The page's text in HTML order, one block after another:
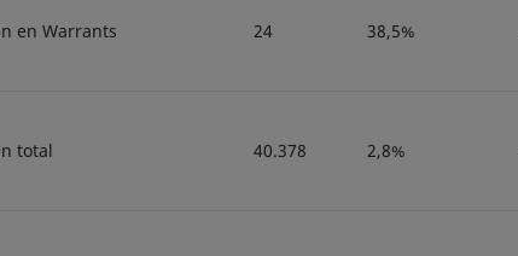
en Warrants 24 38,5%
total 40.378 2,8%